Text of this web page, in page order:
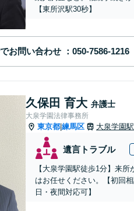
【東所沢駅30秒】
お問い合わせ
久保田 育大 弁護士
大泉学園法律事務所
東京都 練馬区 大泉学園駅
遺言トラブル
【大泉学園駅徒歩1分】来
はお任せください。【初回
日・夜間対応可】